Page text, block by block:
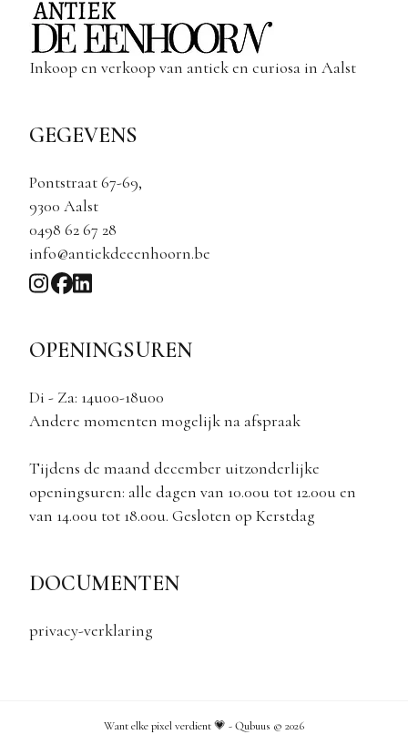
Inkoop en verkoop van antiek en curiosa in Aalst
GEGEVENS
Pontstraat 67-69,
9300 Aalst
0498 62 67 28
info@antiekdeeenhoorn.be
OPENINGSUREN
Di - Za: 14u00-18u00
Andere momenten mogelijk na afspraak
Tijdens de maand december uitzonderlijke
openingsuren: alle dagen van 10.00u tot 12.00u en
van 14.00u tot 18.00u. Gesloten op Kerstdag
DOCUMENTEN
privacy-verklaring
Want elke pixel verdient 💗 - Qubuus © 2026